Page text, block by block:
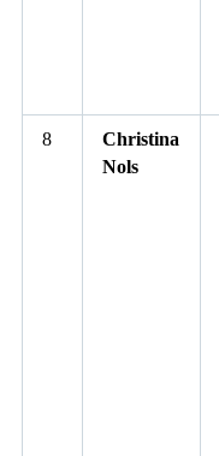
8
Christina
Nols